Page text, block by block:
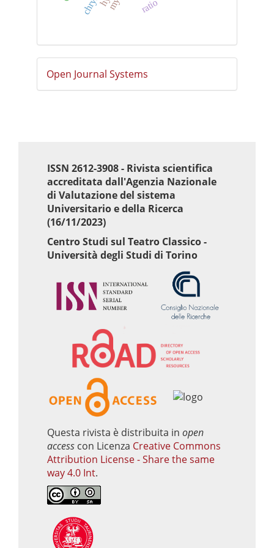
ratio
Sviluppato
a
Open Journal Systems
ISSN 2612-3908 - Rivista scientifica
accreditata dall'Agenzia Nazionale
di Valutazione del sistema
Universitario e della Ricerca
(16/11/2023)
Centro Studi sul Teatro Classico -
Università degli Studi di Torino
Questa rivista è distribuita in open
access con Licenza Creative Commons
Attribution License - Share the same
way 4.0 Int.